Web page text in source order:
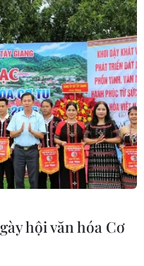
hội văn hóa Cơ